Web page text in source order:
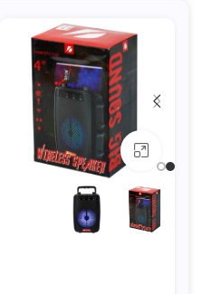
بزرگنمایی تصویر